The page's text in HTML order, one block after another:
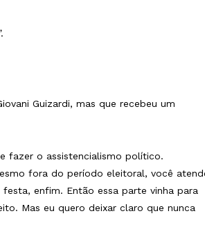
Guizardi, mas que recebeu um
fazer o assistencialismo político.
fora do período eleitoral, você
enfim. Então essa parte vinha para
Mas eu quero deixar claro que nunca